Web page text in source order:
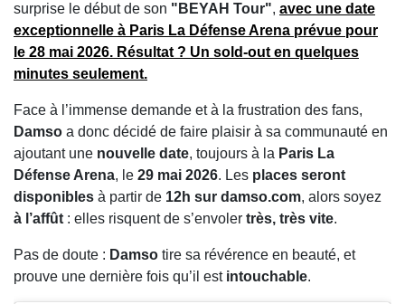
surprise le début de son "BEYAH Tour", avec une date
exceptionnelle à Paris La Défense Arena prévue pour
le 28 mai 2026. Résultat ? Un sold-out en quelques
minutes seulement.
Face à l’immense demande et à la frustration des fans,
Damso a donc décidé de faire plaisir à sa communauté en
ajoutant une nouvelle date, toujours à la Paris La
Défense Arena, le 29 mai 2026. Les places seront
disponibles à partir de 12h sur damso.com, alors soyez
à l’affût : elles risquent de s’envoler très, très vite.
Pas de doute : Damso tire sa révérence en beauté, et
prouve une dernière fois qu’il est intouchable.